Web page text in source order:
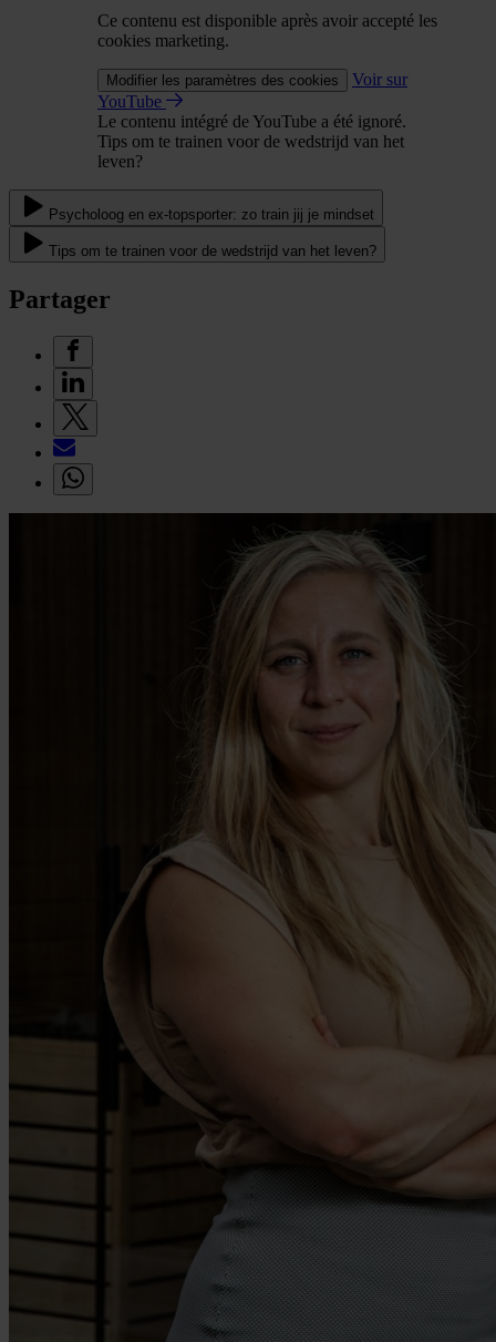
Ce contenu est disponible après avoir accepté les
cookies marketing.
Modifier les paramètres des cookies
Voir sur
YouTube
Le contenu intégré de YouTube a été ignoré.
Tips om te trainen voor de wedstrijd van het
leven?
Psycholoog en ex-topsporter: zo train jij je mindset
Tips om te trainen voor de wedstrijd van het leven?
Partager